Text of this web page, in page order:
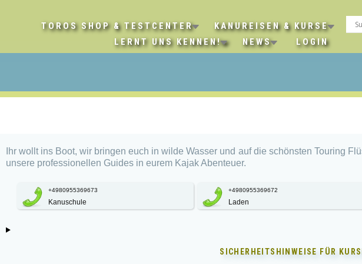
TOROS SHOP & TESTCENTER
KANUREISEN & KURSE
LERNT UNS KENNEN!
NEWS LOGIN
Ihr wollt ins Boot, wir bringen euch in wilde Wasser und auf die schönsten Touring
unsere professionellen Guides in eurem Kajak Abenteuer.
+4980955369673
Kanuschule
+4980955369672
Laden
SICHERHEITSHINWEISE FÜR